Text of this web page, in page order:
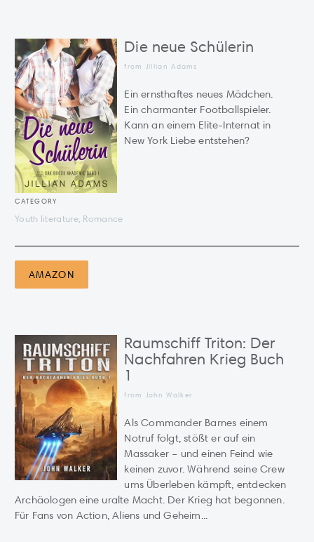
Die neue Schülerin
from Jillian Adams
Ein ernsthaftes neues Mädchen.
Ein charmanter Footballspieler.
Kann an einem Elite-Internat in
New York Liebe entstehen?
CATEGORY
Youth literature, Romance
AMAZON
Raumschiff Triton: Der
Nachfahren Krieg Buch
1
from John Walker
Als Commander Barnes einem
Notruf folgt, stößt er auf ein
Massaker – und einen Feind wie
keinen zuvor. Während seine Crew
ums Überleben kämpft, entdecken
Archäologen eine uralte Macht. Der Krieg hat begonnen.
Für Fans von Action, Aliens und Geheim...